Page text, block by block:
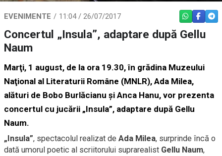
EVENIMENTE 11:04 / 26/07/2017 WHATSAPP
Concertul „Insula”, adaptare după Gellu
Naum
Marţi, 1 august, de la ora 19.30, în grădina Muzeului
Naţional al Literaturii Române (MNLR), Ada Milea,
alături de Bobo Burlăcianu şi Anca Hanu, vor prezenta
concertul cu jucării „Insula”, adaptare după Gellu
Naum.
„Insula”, spectacolul realizat de Ada Milea, surprinde încă o
dată umorul poetic al scriitorului suprarealist Gellu Naum,